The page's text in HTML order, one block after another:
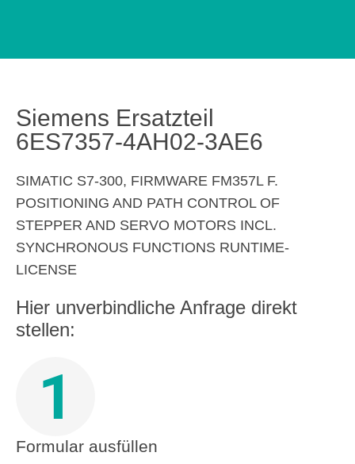
Siemens Ersatzteil
6ES7357-4AH02-3AE6
SIMATIC S7-300, FIRMWARE FM357L F.
POSITIONING AND PATH CONTROL OF
STEPPER AND SERVO MOTORS INCL.
SYNCHRONOUS FUNCTIONS RUNTIME-
LICENSE
Hier unverbindliche Anfrage direkt
stellen:
1
Formular ausfüllen